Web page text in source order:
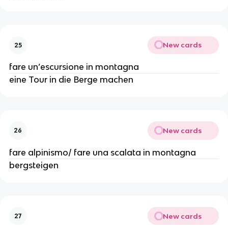
25 New cards
fare un’escursione in montagna
eine Tour in die Berge machen
26 New cards
fare alpinismo/ fare una scalata in montagna
bergsteigen
27 New cards